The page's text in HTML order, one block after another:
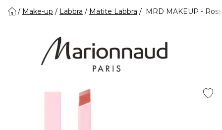
Make-up Labbra Matite Labbra MRD MAKEUP -